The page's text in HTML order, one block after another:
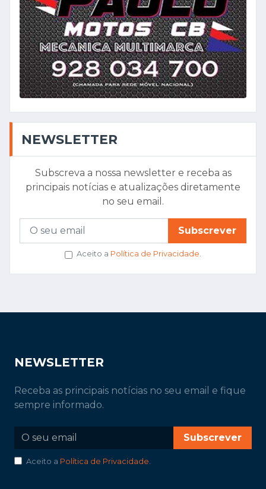
NEWSLETTER
Subscreva a nossa newsletter e receba as
principais notícias e atualizações diretamente
no seu email.
Subscrever
Aceito a Política de Privacidade
NEWSLETTER
Receba as principais notícias no seu email e fique
sempre informado.
Subscrever
Aceito a Política de Privacidade